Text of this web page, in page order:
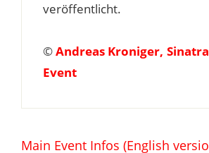
veröffentlicht.
©Andreas Kroniger,
Event
Main Event Infos (English